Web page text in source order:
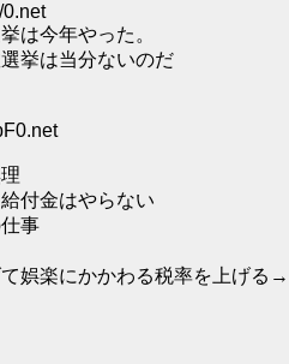
は今年やった。
挙は当分ないのだ
付金はやらない
事
娯楽にかかわる税率を上げる→